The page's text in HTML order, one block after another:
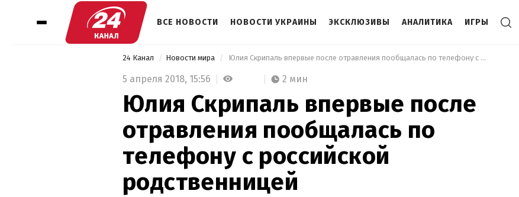
ВСЕ НОВОСТИ НОВОСТИ УКРАИНЫ ЭКСКЛЮЗИВЫ АНАЛИТИКА ИГРЫ
24 Канал Новости мира Юлия Скрипаль впервые после отравления пообщалась по телефону с российской родственницей
5 апреля 2018, 15:56 2 мин
Юлия Скрипаль впервые после
отравления пообщалась по
телефону с российской
родственницей